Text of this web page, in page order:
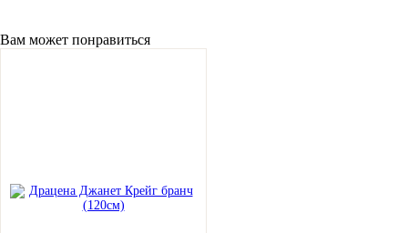
Вам может понравиться